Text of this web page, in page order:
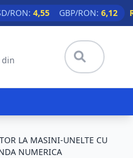
RON: 4,55 GBP/RON: 6,12
din
LA MASINI-UNELTE CU
NUMERICA